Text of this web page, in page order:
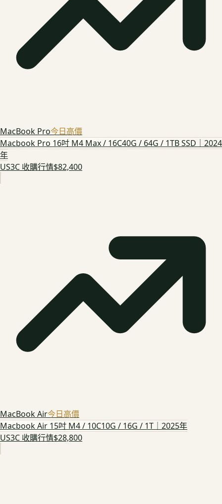
MacBook Pro今日高價
Macbook Pro 16吋 M4 Max / 16C40G / 64G / 1TB SSD｜2024
年
US3C 收購行情$82,400
MacBook Air今日高價
Macbook Air 15吋 M4 / 10C10G / 16G / 1T｜2025年
US3C 收購行情$28,800